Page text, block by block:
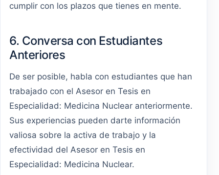
cumplir con los plazos que tienes en mente.
6. Conversa con Estudiantes
Anteriores
De ser posible, habla con estudiantes que han
trabajado con el Asesor en Tesis en
Especialidad: Medicina Nuclear anteriormente.
Sus experiencias pueden darte información
valiosa sobre la activa de trabajo y la
efectividad del Asesor en Tesis en
Especialidad: Medicina Nuclear.